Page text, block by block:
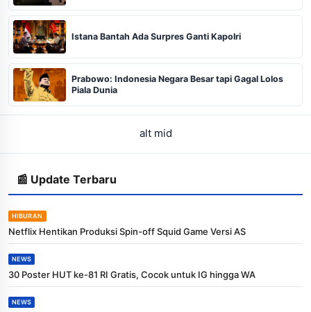
Istana Bantah Ada Surpres Ganti Kapolri
Prabowo: Indonesia Negara Besar tapi Gagal Lolos
Piala Dunia
alt mid
📰 Update Terbaru
HIBURAN
Netflix Hentikan Produksi Spin-off Squid Game Versi AS
NEWS
30 Poster HUT ke-81 RI Gratis, Cocok untuk IG hingga WA
NEWS